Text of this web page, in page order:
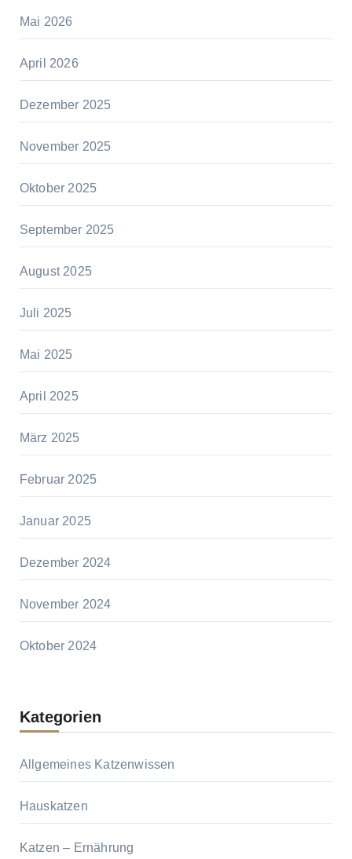
Mai 2026
April 2026
Dezember 2025
November 2025
Oktober 2025
September 2025
August 2025
Juli 2025
Mai 2025
April 2025
März 2025
Februar 2025
Januar 2025
Dezember 2024
November 2024
Oktober 2024
Kategorien
Allgemeines Katzenwissen
Hauskatzen
Katzen – Ernährung